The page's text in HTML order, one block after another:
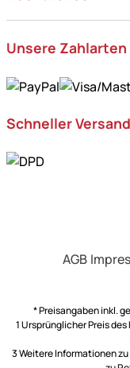
Unsere Zahlarten
Schneller Versand
AGB
* Preisangaben inkl.
1 Ursprünglicher Preis
3 Weitere Informationen